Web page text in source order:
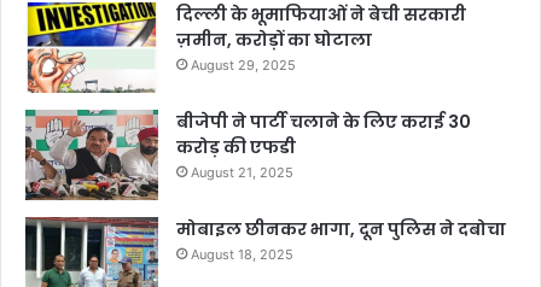
दिल्ली के भूमाफियाओं ने बेची सरकारी
ज़मीन, करोड़ों का घोटाला
August 29, 2025
बीजेपी ने पार्टी चलाने के लिए कराई 30
करोड़ की एफडी
August 21, 2025
मोबाइल छीनकर भागा, दून पुलिस ने दबोचा
August 18, 2025